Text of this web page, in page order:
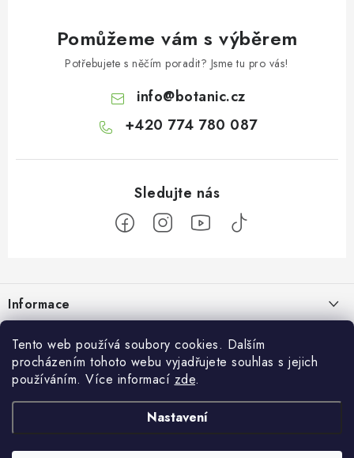
Tento web používá soubory cookies. Dalším
procházením tohoto webu vyjadřujete souhlas s jejich
používáním. Více informací zde.
Nastavení
Pomůžeme vám s výběrem
Potřebujete s něčím poradit? Jsme tu pro vás!
info@botanic.cz
+420 774 780 087
p
a
Informace
Velkoobchod
Ochrana osobních údajů
Botanic
Blog
Projekt Botanic pomáhá
O nás
Blog Botanic – průvodce světem bylin, vitamínů a
doplňků stravy
Jak užívat jablečný ocet: tekutý, kapsle nebo gumové bonbony?